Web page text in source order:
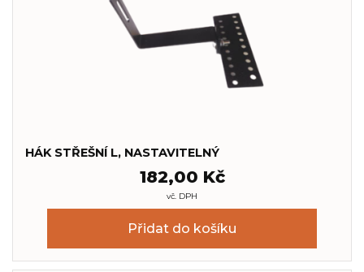
HÁK STŘEŠNÍ L, NASTAVITELNÝ
182,00 Kč
vč. DPH
Přidat do košíku